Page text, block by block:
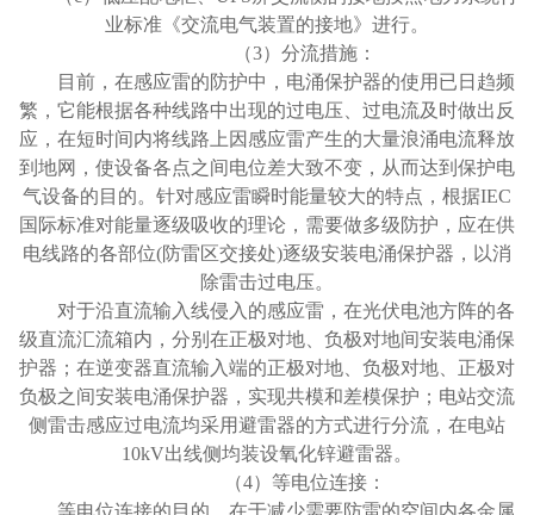
业标准《交流电气装置的接地》进行。
（3）分流措施：
目前，在感应雷的防护中，电涌保护器的使用已日趋频
繁，它能根据各种线路中出现的过电压、过电流及时做出反
应，在短时间内将线路上因感应雷产生的大量浪涌电流释放
到地网，使设备各点之间电位差大致不变，从而达到保护电
气设备的目的。针对感应雷瞬时能量较大的特点，根据IEC
国际标准对能量逐级吸收的理论，需要做多级防护，应在供
电线路的各部位(防雷区交接处)逐级安装电涌保护器，以消
除雷击过电压。
对于沿直流输入线侵入的感应雷，在光伏电池方阵的各
级直流汇流箱内，分别在正极对地、负极对地间安装电涌保
护器；在逆变器直流输入端的正极对地、负极对地、正极对
负极之间安装电涌保护器，实现共模和差模保护；电站交流
侧雷击感应过电流均采用避雷器的方式进行分流，在电站
10kV出线侧均装设氧化锌避雷器。
（4）等电位连接：